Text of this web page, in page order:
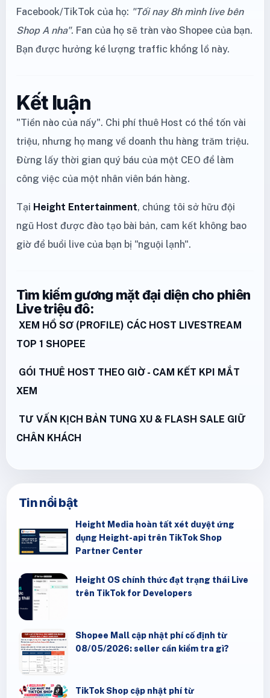
Facebook/TikTok của họ: "Tối nay 8h mình live bên
Shop A nha". Fan của họ sẽ tràn vào Shopee của bạn.
Bạn được hưởng ké lượng traffic khổng lồ này.
Kết luận
"Tiền nào của nấy". Chi phí thuê Host có thể tốn vài
triệu, nhưng họ mang về doanh thu hàng trăm triệu.
Đừng lấy thời gian quý báu của một CEO để làm
công việc của một nhân viên bán hàng.
Tại Height Entertainment, chúng tôi sở hữu đội
ngũ Host được đào tạo bài bản, cam kết không bao
giờ để buổi live của bạn bị "nguội lạnh".
Tìm kiếm gương mặt đại diện cho phiên
Live triệu đô:
XEM HỒ SƠ (PROFILE) CÁC HOST LIVESTREAM
TOP 1 SHOPEE
GÓI THUÊ HOST THEO GIỜ - CAM KẾT KPI MẮT
XEM
TƯ VẤN KỊCH BẢN TUNG XU & FLASH SALE GIỮ
CHÂN KHÁCH
Tin nổi bật
Height Media hoàn tất xét duyệt ứng
dụng Height-api trên TikTok Shop
Partner Center
Height OS chính thức đạt trạng thái Live
trên TikTok for Developers
Shopee Mall cập nhật phí cố định từ
08/05/2026: seller cần kiểm tra gì?
TikTok Shop cập nhật phí từ